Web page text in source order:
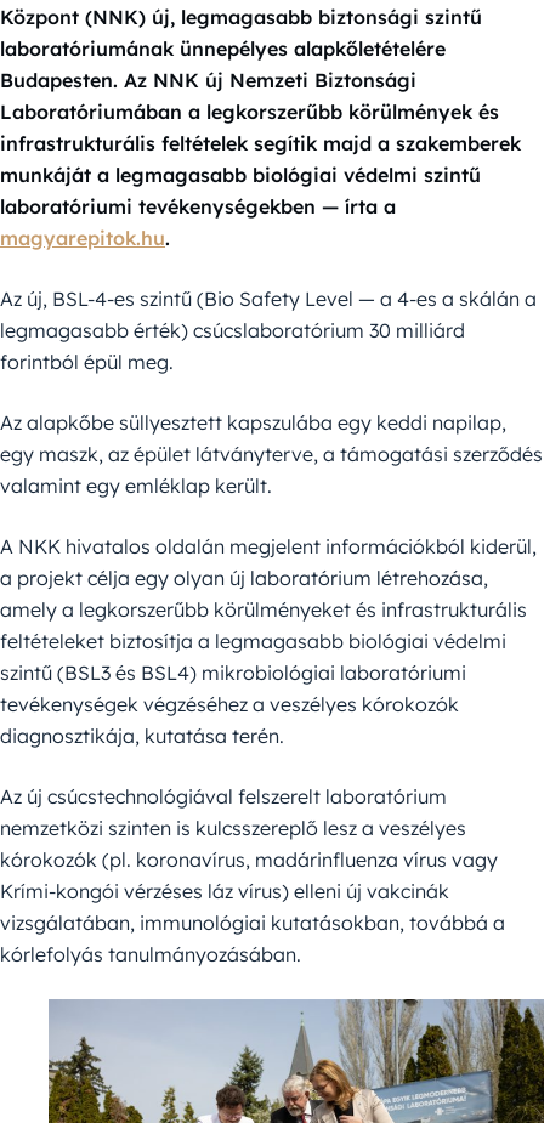
Központ (NNK) új, legmagasabb biztonsági szintű
laboratóriumának ünnepélyes alapkőletételére
Budapesten. Az NNK új Nemzeti Biztonsági
Laboratóriumában a legkorszerűbb körülmények és
infrastrukturális feltételek segítik majd a szakemberek
munkáját a legmagasabb biológiai védelmi szintű
laboratóriumi tevékenységekben — írta a
magyarepitok.hu.
Az új, BSL-4-es szintű (Bio Safety Level — a 4-es a skálán a
legmagasabb érték) csúcslaboratórium 30 milliárd
forintból épül meg.
Az alapkőbe süllyesztett kapszulába egy keddi napilap,
egy maszk, az épület látványterve, a támogatási szerződés
valamint egy emléklap került.
A NKK hivatalos oldalán megjelent információkból kiderül,
a projekt célja egy olyan új laboratórium létrehozása,
amely a legkorszerűbb körülményeket és infrastrukturális
feltételeket biztosítja a legmagasabb biológiai védelmi
szintű (BSL3 és BSL4) mikrobiológiai laboratóriumi
tevékenységek végzéséhez a veszélyes kórokozók
diagnosztikája, kutatása terén.
Az új csúcstechnológiával felszerelt laboratórium
nemzetközi szinten is kulcsszereplő lesz a veszélyes
kórokozók (pl. koronavírus, madárinfluenza vírus vagy
Krími-kongói vérzéses láz vírus) elleni új vakcinák
vizsgálatában, immunológiai kutatásokban, továbbá a
kórlefolyás tanulmányozásában.